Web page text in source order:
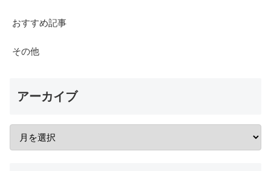
おすすめ記事
その他
アーカイブ